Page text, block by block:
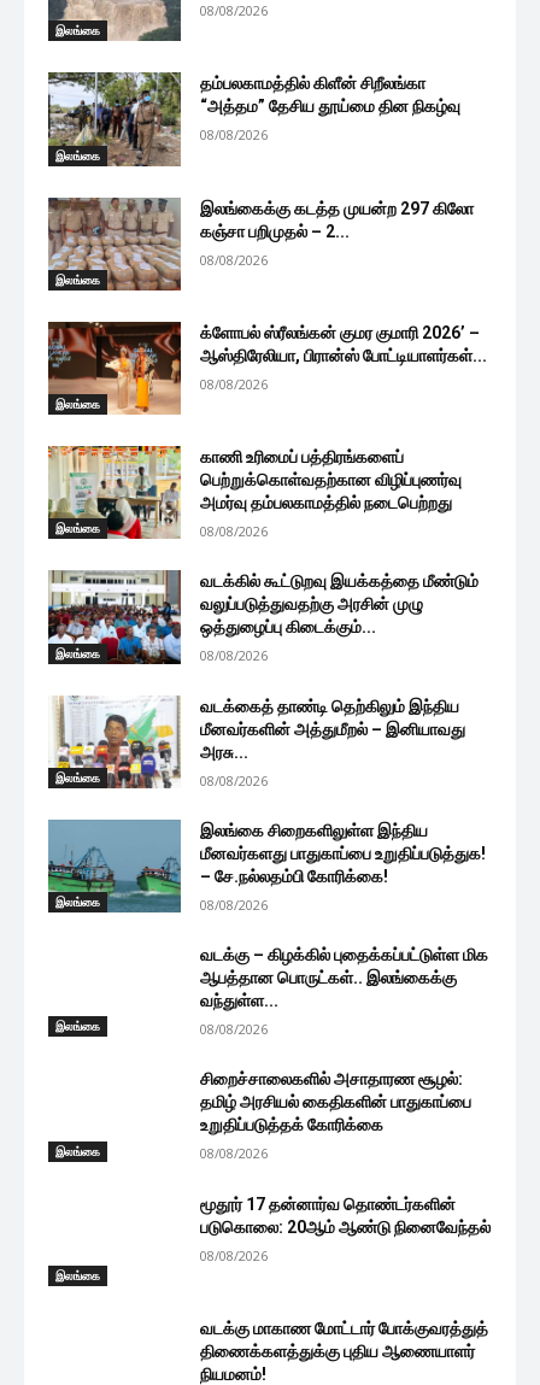
இலங்கை
08/08/2026
இலங்கை
தம்பலகாமத்தில் கிளீன் சிறீலங்கா
“அத்தம” தேசிய தூய்மை தின நிகழ்வு
08/08/2026
இலங்கை
இலங்கைக்கு கடத்த முயன்ற 297 கிலோ
கஞ்சா பறிமுதல் – 2...
08/08/2026
இலங்கை
க்ளோபல் ஸ்ரீலங்கன் குமர குமாரி 2026’ –
ஆஸ்திரேலியா, பிரான்ஸ் போட்டியாளர்கள்...
08/08/2026
இலங்கை
காணி உரிமைப் பத்திரங்களைப்
பெற்றுக்கொள்வதற்கான விழிப்புணர்வு
அமர்வு தம்பலகாமத்தில் நடைபெற்றது
08/08/2026
இலங்கை
வடக்கில் கூட்டுறவு இயக்கத்தை மீண்டும்
வலுப்படுத்துவதற்கு அரசின் முழு
ஒத்துழைப்பு கிடைக்கும்...
08/08/2026
இலங்கை
வடக்கைத் தாண்டி தெற்கிலும் இந்திய
மீனவர்களின் அத்துமீறல் – இனியாவது
அரசு...
08/08/2026
இலங்கை
இலங்கை சிறைகளிலுள்ள இந்திய
மீனவர்களது பாதுகாப்பை உறுதிப்படுத்துக!
– சே.நல்லதம்பி கோரிக்கை!
08/08/2026
இலங்கை
வடக்கு – கிழக்கில் புதைக்கப்பட்டுள்ள மிக
ஆபத்தான பொருட்கள்.. இலங்கைக்கு
வந்துள்ள...
08/08/2026
இலங்கை
சிறைச்சாலைகளில் அசாதாரண சூழல்:
தமிழ் அரசியல் கைதிகளின் பாதுகாப்பை
உறுதிப்படுத்தக் கோரிக்கை
08/08/2026
இலங்கை
மூதூர் 17 தன்னார்வ தொண்டர்களின்
படுகொலை: 20ஆம் ஆண்டு நினைவேந்தல்
08/08/2026
வடக்கு மாகாண மோட்டார் போக்குவரத்துத்
திணைக்களத்துக்கு புதிய ஆணையாளர்
நியமனம்!